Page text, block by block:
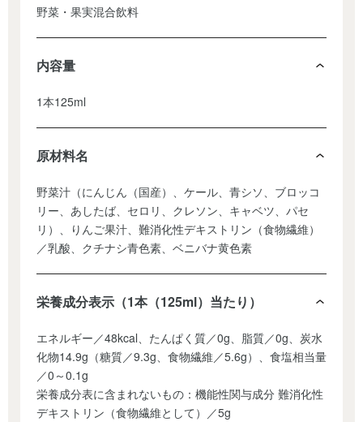
野菜・果実混合飲料
内容量
1本125ml
原材料名
野菜汁（にんじん（国産）、ケール、青シソ、ブロッコ
リー、あしたば、セロリ、クレソン、キャベツ、パセ
リ）、りんご果汁、難消化性デキストリン（食物繊維）
／乳酸、クチナシ青色素、ベニバナ黄色素
栄養成分表示（1本（125ml）当たり）
エネルギー／48kcal、たんぱく質／0g、脂質／0g、炭水
化物14.9g（糖質／9.3g、食物繊維／5.6g）、食塩相当量
／0～0.1g
栄養成分表に含まれないもの：機能性関与成分 難消化性
デキストリン（食物繊維として）／5g